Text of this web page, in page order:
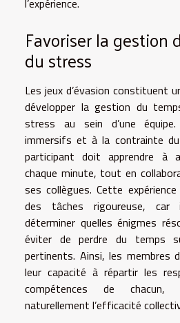
l’expérience.
Favoriser la gestion
du stress
Les jeux d’évasion constituent
développer la gestion du
stress au sein d’une
immersifs et à la contrainte du
participant doit apprendre à
chaque minute, tout en
ses collègues. Cette
des tâches rigoureuse,
déterminer quelles énigmes
éviter de perdre du temps
pertinents. Ainsi, les membres
leur capacité à répartir les
compétences de
naturellement l’efficacité